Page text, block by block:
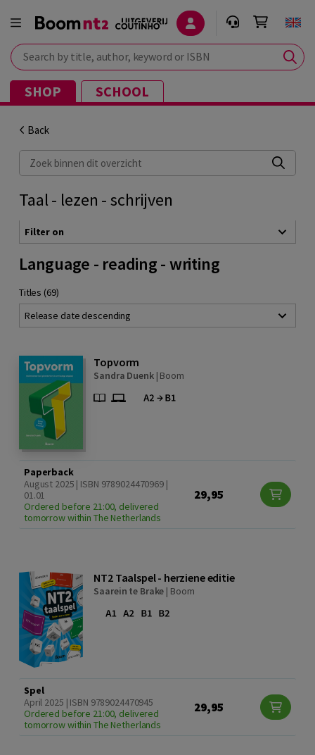
Search by title, author, keyword or ISBN
SHOP SCHOOL
Back
Zoek binnen dit overzicht
Taal - lezen - schrijven
Filter on
Language - reading - writing
Titles (69)
Release date descending
Topvorm
Sandra Duenk| Boom
Paperback
August 2025 | ISBN 9789024470969 |
01.01
Ordered before 21:00, delivered
tomorrow within The Netherlands
29,95
NT2 Taalspel - herziene editie
Saarein te Brake | Boom
Spel
April 2025 | ISBN 9789024470945
Ordered before 21:00, delivered
tomorrow within The Netherlands
29,95